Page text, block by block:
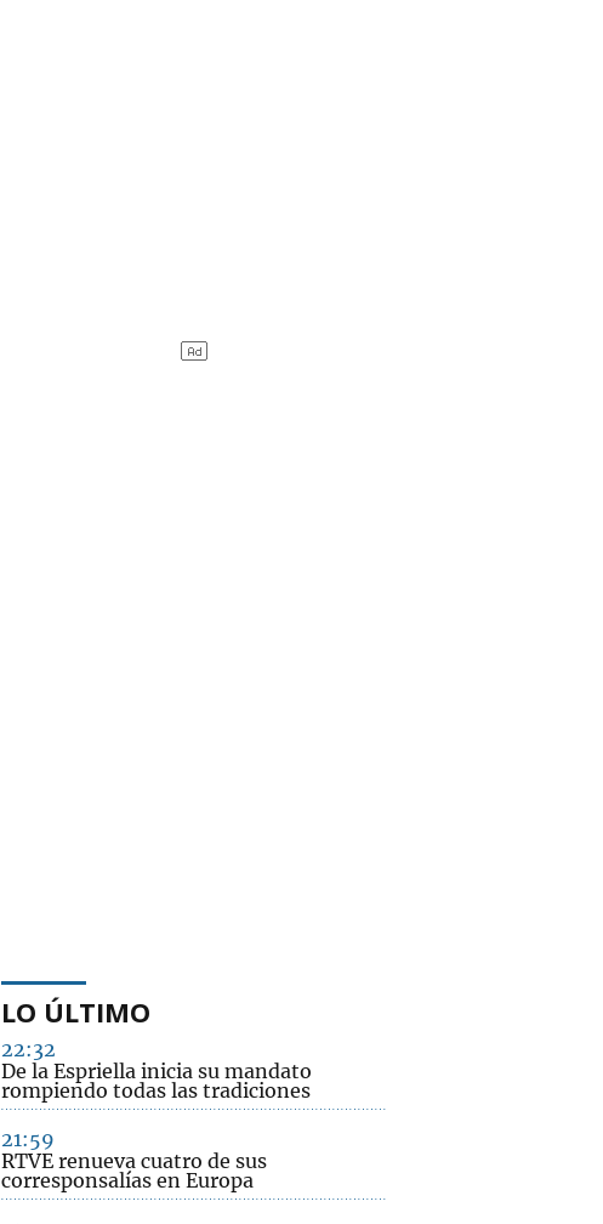
LO ÚLTIMO
22:32
De la Espriella inicia su mandato
rompiendo todas las tradiciones
21:59
RTVE renueva cuatro de sus
corresponsalías en Europa